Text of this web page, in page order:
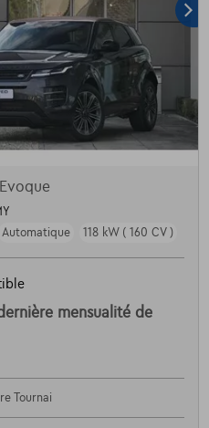
Automatique 118 kW ( 160 CV )
mensualité de
Tournai